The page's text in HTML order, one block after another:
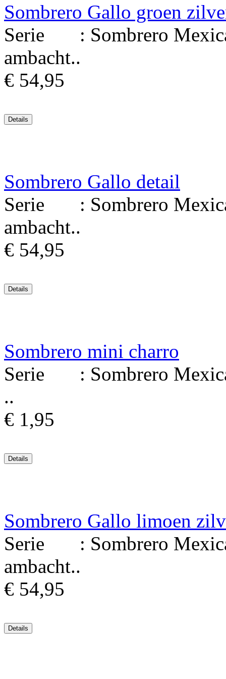
Sombrero Gallo groen
Serie : Sombrero
ambacht..
€ 54,95
Sombrero Gallo detail
Serie : Sombrero
ambacht..
€ 54,95
Sombrero mini charro
Serie : Sombrero
..
€ 1,95
Sombrero Gallo limoen
Serie : Sombrero
ambacht..
€ 54,95